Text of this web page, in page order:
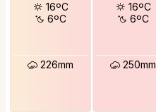
16ºC
6ºC
226mm
16ºC
6ºC
250mm